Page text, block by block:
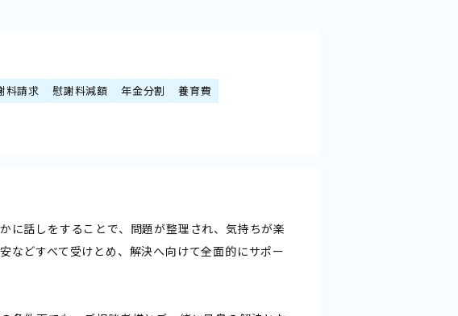
料請求 慰謝料減額 年金分割
養育費
に話しをすることで、問題が整理され、気持ちが楽
などすべて受けとめ、解決へ向けて全面的にサポー